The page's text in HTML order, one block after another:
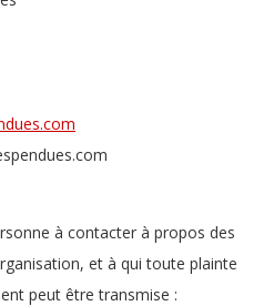
à contacter à propos des
et à qui toute plainte
peut être transmise :